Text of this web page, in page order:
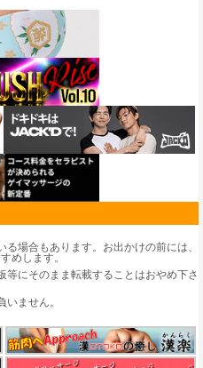
場合もあります。お出かけの前には、
めします。
にそのまま転載することはおやめ下さ
ません。